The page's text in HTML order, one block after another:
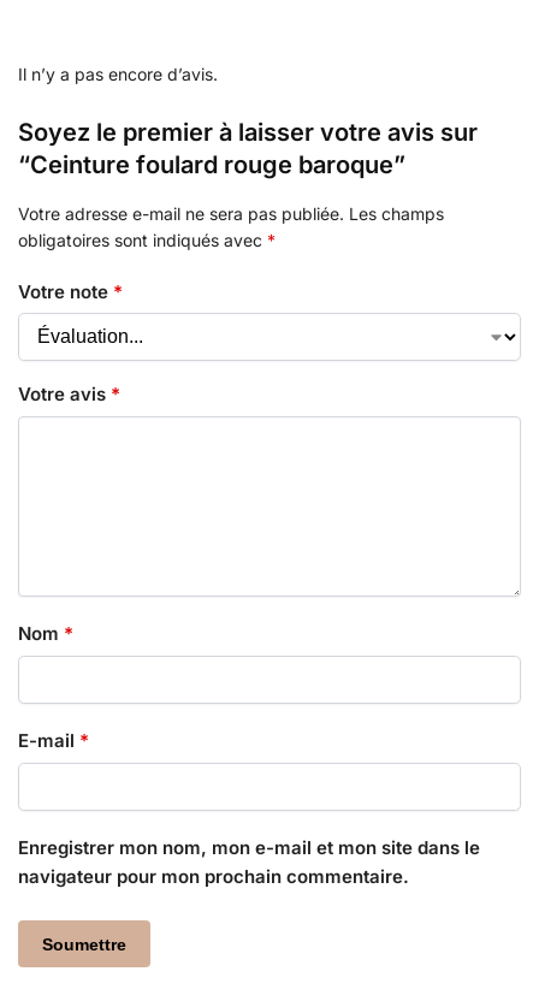
Il n’y a pas encore d’avis.
Soyez le premier à laisser votre avis sur
“Ceinture foulard rouge baroque”
Votre adresse e-mail ne sera pas publiée. Les champs
obligatoires sont indiqués avec *
Votre note *
Votre avis *
Nom *
E-mail *
Enregistrer mon nom, mon e-mail et mon site dans le
navigateur pour mon prochain commentaire.